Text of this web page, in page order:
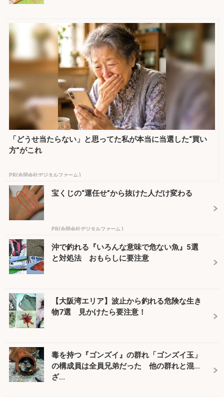
「どうせ当たらない」と思ってた私が本当に当選した“買い
方”がこれ
PR(合同会社デジタルファーム )
宝くじの“運任せ”から抜けた人だけ変わる
PR(合同会社デジタルファーム )
沖で釣れる『いろんな意味で危ない魚』5選
と対処法 おもらしに要注意
【大阪湾エリア】波止から釣れる危険な生き
物7選 見かけたら要注意！
毒を持つ『ゴンズイ』の群れ「ゴンズイ玉」
の構成員は全員兄弟だった 他の群れと混
ざ...